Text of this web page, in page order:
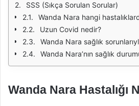
SSS (Sıkça Sorulan Sorular)
Wanda Nara hangi
Uzun Covid nedir?
Wanda Nara sağlık
Wanda Nara’nın sağlık durumu
Wanda Nara Hastalığı